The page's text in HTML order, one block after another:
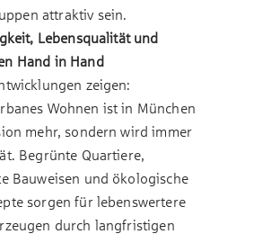
attraktiv sein.
Lebensqualität und
Hand in Hand
zeigen:
Wohnen ist in München
mehr, sondern wird immer
Begrünte Quartiere,
Bauweisen und ökologische
sorgen für lebenswertere
durch langfristigen